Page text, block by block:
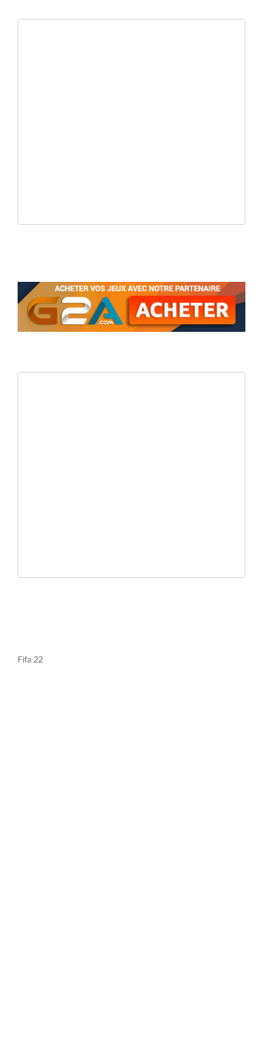
Fifa 22